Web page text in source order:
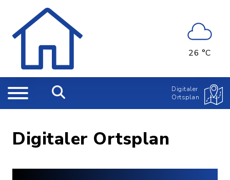
26 °C
Digitaler
Ortsplan
Digitaler Ortsplan